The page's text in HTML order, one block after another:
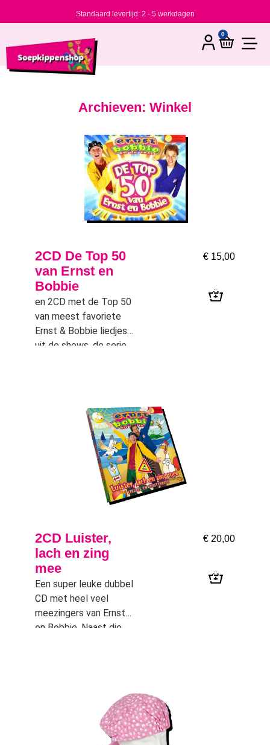
Standaard levertijd: 2 - 5 werkdagen
0
Archieven: Winkel
2CD De Top 50
van Ernst en
Bobbie
en 2CD met de Top 50
van meest favoriete
Ernst & Bobbie liedjes
uit de shows, de serie
€ 15,00
2CD Luister,
lach en zing
mee
Een super leuke dubbel
CD met heel veel
meezingers van Ernst
en Bobbie. Naast die
€ 20,00